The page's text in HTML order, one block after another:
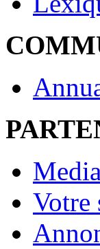
Votre